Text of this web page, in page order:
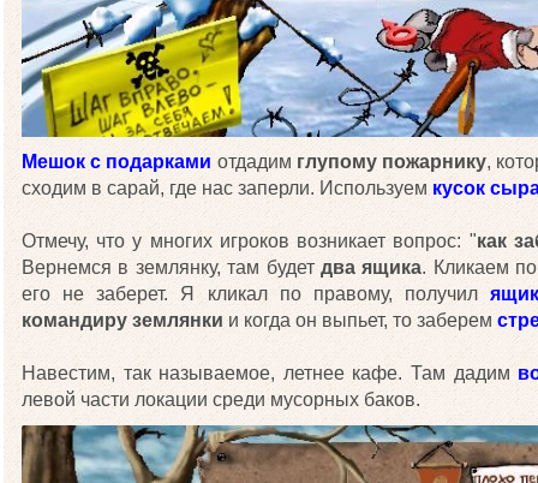
Мешок с подарками отдадим глупому пожарнику,
сходим в сарай, где нас заперли. Используем кусок
Отмечу, что у многих игроков возникает вопрос: "как
Вернемся в землянку, там будетдва ящика. Кликаем
его не заберет. Я кликал по правому, получил
командиру землянки и когда он выпьет, то заберем
Навестим, так называемое, летнее кафе. Там дадим
левой части локации среди мусорных баков.